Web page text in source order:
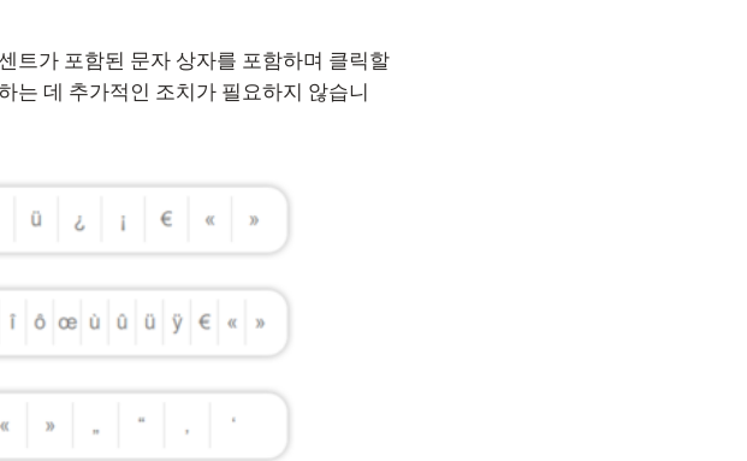
트가 포함된 문자 상자를 포함하며 클릭할
는 데 추가적인 조치가 필요하지 않습니